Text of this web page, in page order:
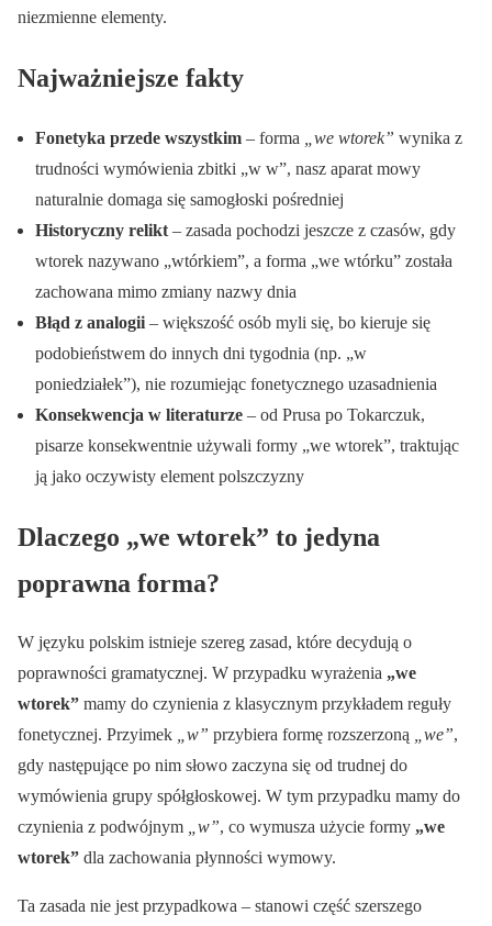
niezmienne elementy.
Najważniejsze fakty
Fonetyka przede wszystkim – forma „we wtorek” wynika z
trudności wymówienia zbitki „w w”, nasz aparat mowy
naturalnie domaga się samogłoski pośredniej
Historyczny relikt – zasada pochodzi jeszcze z czasów, gdy
wtorek nazywano „wtórkiem”, a forma „we wtórku” została
zachowana mimo zmiany nazwy dnia
Błąd z analogii – większość osób myli się, bo kieruje się
podobieństwem do innych dni tygodnia (np. „w
poniedziałek”), nie rozumiejąc fonetycznego uzasadnienia
Konsekwencja w literaturze – od Prusa po Tokarczuk,
pisarze konsekwentnie używali formy „we wtorek”, traktując
ją jako oczywisty element polszczyzny
Dlaczego „we wtorek” to jedyna
poprawna forma?
W języku polskim istnieje szereg zasad, które decydują o
poprawności gramatycznej. W przypadku wyrażenia „we
wtorek” mamy do czynienia z klasycznym przykładem reguły
fonetycznej. Przyimek „w” przybiera formę rozszerzoną „we”,
gdy następujące po nim słowo zaczyna się od trudnej do
wymówienia grupy spółgłoskowej. W tym przypadku mamy do
czynienia z podwójnym „w”, co wymusza użycie formy „we
wtorek” dla zachowania płynności wymowy.
Ta zasada nie jest przypadkowa – stanowi część szerszego